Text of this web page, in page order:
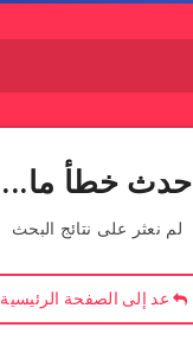
حدث خطأ ما...
لم نعثر على نتائج البحث
عد إلى الصفحة الرئيسية